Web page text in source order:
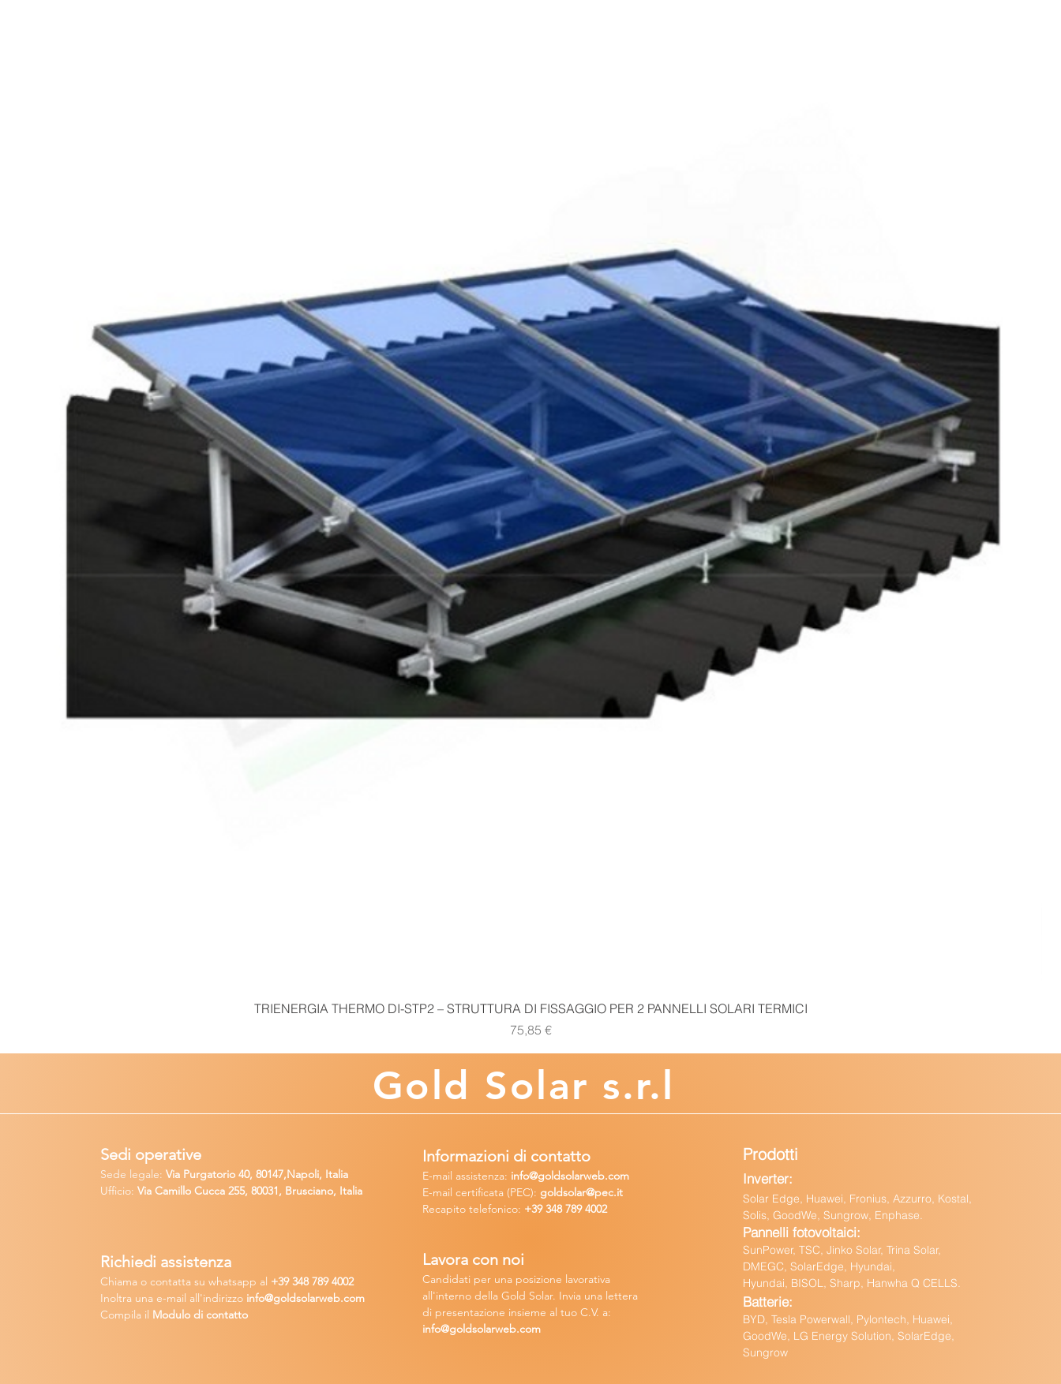
Vista rapida
TRIENERGIA THERMO DI-STP2 – STRUTTURA DI FISSAGGIO PER 2 PANNELLI SOLARI TERMICI
Prezzo
75,85 €
Gold Solar s.r.l
Sedi operative
Sede legale:Via Purgatorio 40, 80147,Napoli, Italia
Ufficio:Via Camillo Cucca 255, 80031, Brusciano, Italia
Richiedi assistenza
Chiama o contatta su whatsapp al +39 348 789 4002
Inoltra una e-mail all'indirizzo info@goldsolarweb.com
Compila il Modulo di contatto
Lavora con noi
Candidati per una posizione lavorativa
all'interno della Gold Solar. Invia una lettera
di presentazione insieme al tuo C.V. a:
info@goldsolarweb.com
Informazioni di contatto
E-mail assistenza: info@goldsolarweb.com
E-mail certificata (PEC): goldsolar@pec.it
Recapito telefonico: +39 348789 4002
Prodotti
Inverter:
Solar Edge, Huawei, Fronius, Azzurro, Kostal,
Solis, GoodWe, Sungrow, Enphase.
Pannelli fotovoltaici:
SunPower, TSC, Jinko Solar, Trina Solar,
DMEGC, SolarEdge, Hyundai,
Hyundai, BISOL, Sharp, Hanwha Q CELLS.
Batterie:
BYD, Tesla Powerwall, Pylontech, Huawei,
GoodWe, LG Energy Solution, SolarEdge,
Sungrow